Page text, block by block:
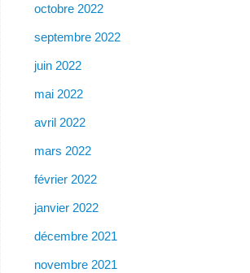
octobre 2022
septembre 2022
juin 2022
mai 2022
avril 2022
mars 2022
février 2022
janvier 2022
décembre 2021
novembre 2021